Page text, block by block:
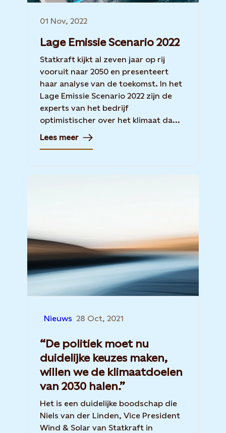
01 Nov, 2022
Lage Emissie Scenario 2022
Statkraft kijkt al zeven jaar op rij
vooruit naar 2050 en presenteert
haar analyse van de toekomst. In het
Lage Emissie Scenario 2022 zijn de
experts van het bedrijf
optimistischer over het klimaat da...
Lees meer
Nieuws 28 Oct, 2021
“De politiek moet nu
duidelijke keuzes maken,
willen we de klimaatdoelen
van 2030 halen.”
Het is een duidelijke boodschap die
Niels van der Linden, Vice President
Wind & Solar van Statkraft in